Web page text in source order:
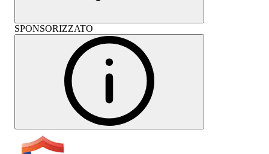
SPONSORIZZATO